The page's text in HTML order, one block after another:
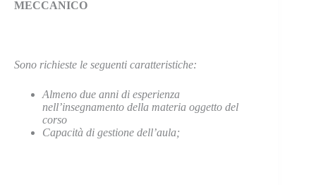
MECCANICO
Sono richieste le seguenti caratteristiche:
Almeno due anni di esperienza
nell’insegnamento della materia oggetto del
corso
Capacità di gestione dell’aula;